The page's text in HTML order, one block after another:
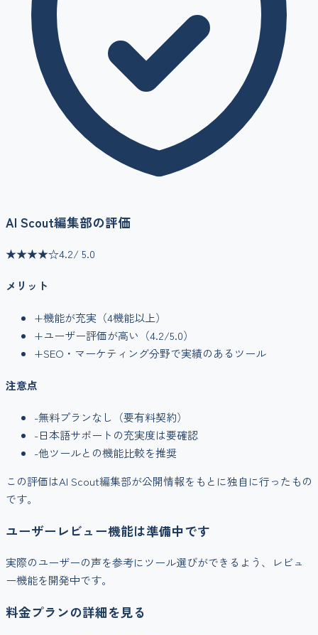
AI Scout編集部の評価
★★★★☆4.2/ 5.0
メリット
+機能が充実（4機能以上）
+ユーザー評価が高い（4.2/5.0）
+SEO・マーケティング分野で実績のあるツール
注意点
-無料プランなし（要有料契約）
-日本語サポートの充実度は要確認
-他ツールとの機能比較を推奨
この評価はAI Scout編集部が公開情報をもとに独自に行ったもの
です。
ユーザーレビュー機能は準備中です
実際のユーザーの声を参考にツール選びができるよう、レビュ
ー機能を開発中です。
料金プランの詳細を見る